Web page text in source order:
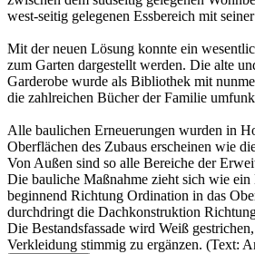
west-seitig gelegenen Essbereich mit
Mit der neuen Lösung konnte ein
zum Garten dargestellt werden. Die alte
Garderobe wurde als Bibliothek mit
die zahlreichen Bücher der Familie
Alle baulichen Erneuerungen wurden in
Oberflächen des Zubaus erscheinen wie
Von Außen sind so alle Bereiche der
Die bauliche Maßnahme zieht sich wie ein
beginnend Richtung Ordination in das
durchdringt die Dachkonstruktion
Die Bestandsfassade wird Weiß
Verkleidung stimmig zu ergänzen. (Text: